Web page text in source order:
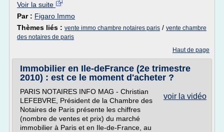
Voir la suite
Par : Figaro Immo
Thèmes liés : vente immo chambre notaires paris / vente chambre
des notaires de paris
Haut de page
Immobilier en Ile-deFrance (2e trimestre
2010) : est ce le moment d'acheter ?
voir la vidéo
PARIS NOTAIRES INFO MAG - Christian
LEFEBVRE, Président de la Chambre des
Notaires de Paris présente les chiffres
(nombre de ventes et prix) du marché
immobilier à Paris et en Ile-de-France, au